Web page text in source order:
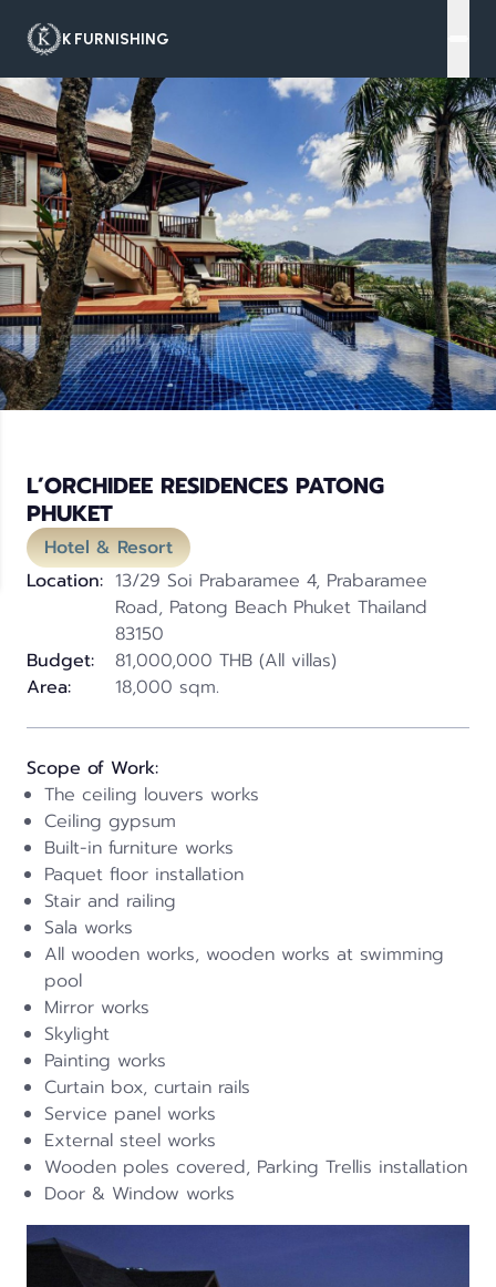
K FURNISHING
L’ORCHIDEE RESIDENCES PATONG
PHUKET
Hotel & Resort
Location: 13/29 Soi Prabaramee 4, Prabaramee
Road, Patong Beach Phuket Thailand
83150
Budget:
81,000,000 THB (All villas)
Area:
18,000 sqm.
Scope of Work:
The ceiling louvers works
Ceiling gypsum
Built-in furniture works
Paquet floor installation
Stair and railing
Sala works
All wooden works, wooden works at swimming
pool
Mirror works
Skylight
Painting works
Curtain box, curtain rails
Service panel works
External steel works
Wooden poles covered, Parking Trellis installation
Door & Window works